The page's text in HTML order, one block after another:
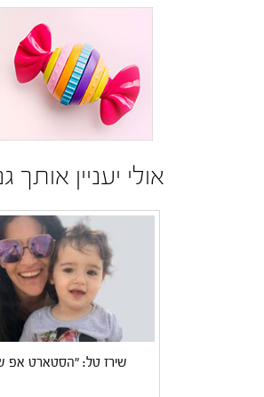
אולי יעניין אותך
שירז טל: "הסטארט אפ